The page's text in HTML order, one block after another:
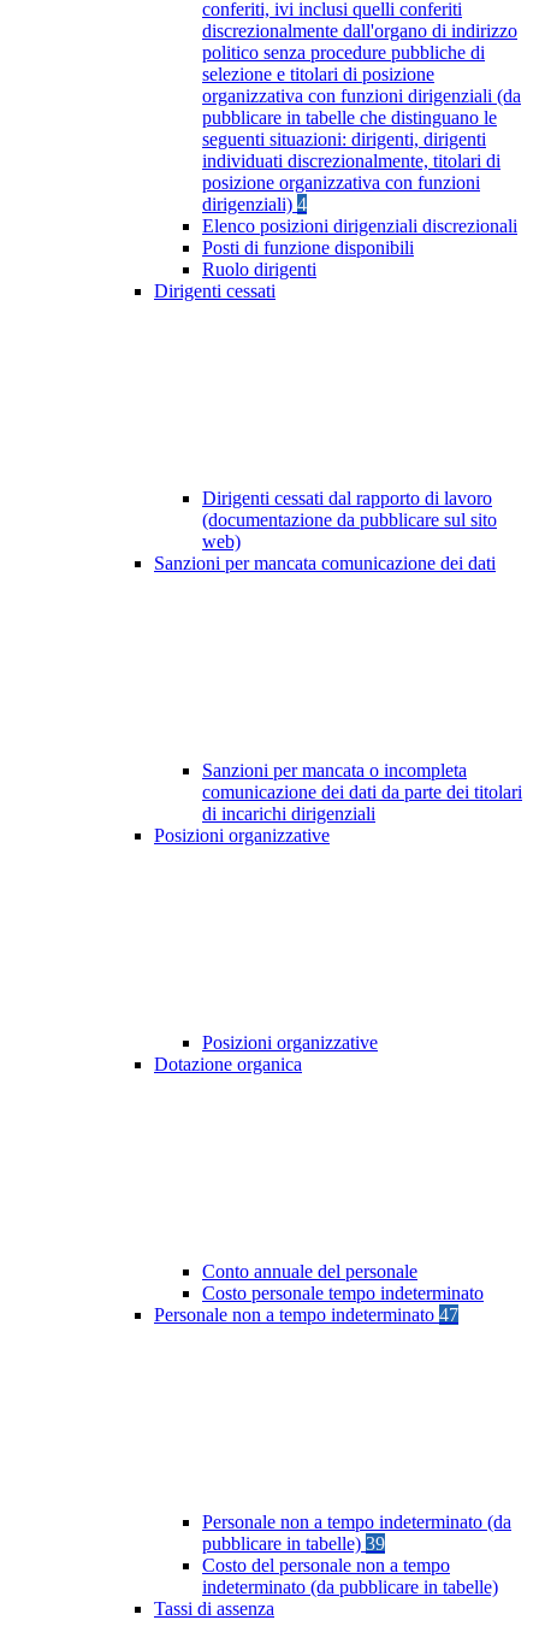
conferiti, ivi inclusi quelli conferiti
discrezionalmente dall'organo di indirizzo
politico senza procedure pubbliche di
selezione e titolari di posizione
organizzativa con funzioni dirigenziali (da
pubblicare in tabelle che distinguano le
seguenti situazioni: dirigenti, dirigenti
individuati discrezionalmente, titolari di
posizione organizzativa con funzioni
dirigenziali) 4
Elenco posizioni dirigenziali discrezionali
Posti di funzione disponibili
Ruolo dirigenti
Dirigenti cessati
Dirigenti cessati dal rapporto di lavoro
(documentazione da pubblicare sul sito
web)
Sanzioni per mancata comunicazione dei dati
Sanzioni per mancata o incompleta
comunicazione dei dati da parte dei titolari
di incarichi dirigenziali
Posizioni organizzative
Posizioni organizzative
Dotazione organica
Conto annuale del personale
Costo personale tempo indeterminato
Personale non a tempo indeterminato 47
Personale non a tempo indeterminato (da
pubblicare in tabelle) 39
Costo del personale non a tempo
indeterminato (da pubblicare in tabelle)
Tassi di assenza